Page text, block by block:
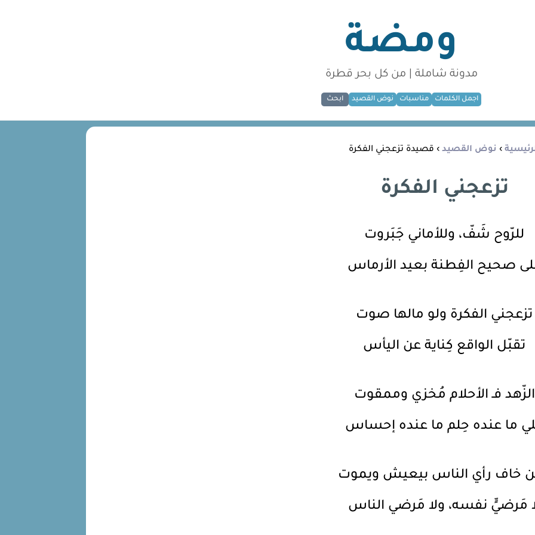
ومضة
مدونة شاملة | من كل بحر قطرة
اجمل الكلمات مناسبات نوض القصيد ابحث
› نوض القصيد › قصيدة تزعجني الفكرة
تزعجني الفكرة
للرّوح شَفّ، وللأماني جَبَروت
صحيح الفِطنة بعيد الأرماس
تزعجني الفكرة ولو مالها صوت
تقبّل الواقع كِناية عن اليأس
الزّهد فـ الأحلام مُخزي وممقوت
ما عنده حِلم ما عنده إحساس
خاف رأي الناس بيعيش ويموت
مَرضيٍّ نفسه، ولا مَرضي الناس